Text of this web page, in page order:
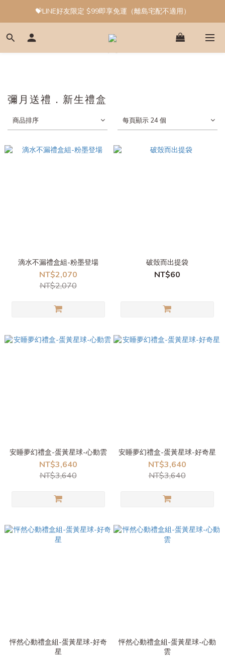
💝LINE好友限定 $99即享免運（離島宅配不適用）
彌月送禮．新生禮盒
商品排序 每頁顯示 24 個
滴水不漏禮盒組-粉墨登場
NT$2,070
NT$2,070
破殼而出提袋
NT$60
安睡夢幻禮盒-蛋黃星球-心動雲
NT$3,640
NT$3,640
安睡夢幻禮盒-蛋黃星球-好奇星
NT$3,640
NT$3,640
怦然心動禮盒組-蛋黃星球-好奇
星
怦然心動禮盒組-蛋黃星球-心動
雲